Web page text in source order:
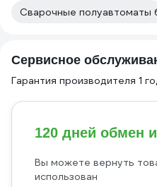
Сварочные полуавтоматы
Сервисное
Гарантия производителя 1
120 дней обмен
Вы можете вернуть
использован